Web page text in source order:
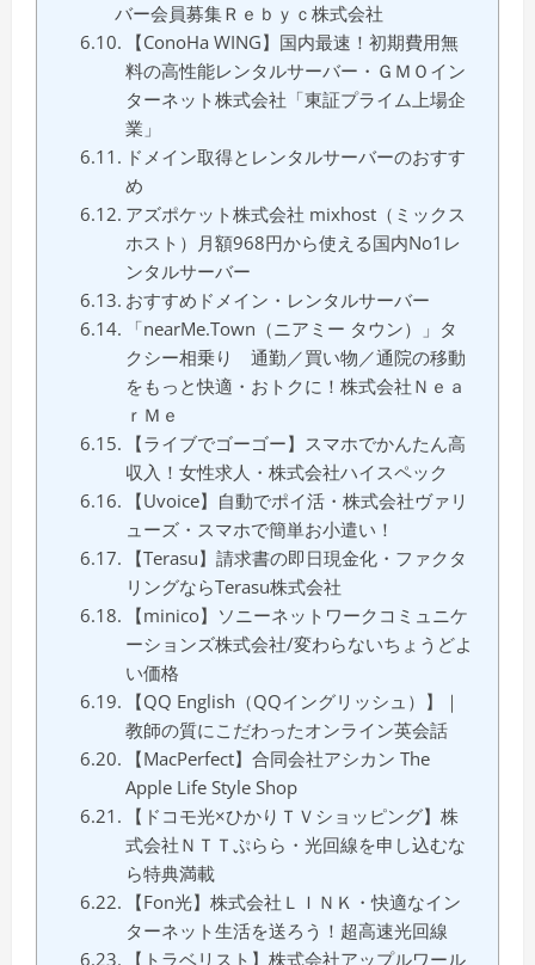
バー会員募集Ｒｅｂｙｃ株式会社
【ConoHa WING】国内最速！初期費用無
料の高性能レンタルサーバー・ＧＭＯイン
ターネット株式会社「東証プライム上場企
業」
ドメイン取得とレンタルサーバーのおすす
め
アズポケット株式会社 mixhost（ミックス
ホスト）月額968円から使える国内No1レ
ンタルサーバー
おすすめドメイン・レンタルサーバー
「nearMe.Town（ニアミー タウン）」タ
クシー相乗り 通勤／買い物／通院の移動
をもっと快適・おトクに！株式会社Ｎｅａ
ｒＭｅ
【ライブでゴーゴー】スマホでかんたん高
収入！女性求人・株式会社ハイスペック
【Uvoice】自動でポイ活・株式会社ヴァリ
ューズ・スマホで簡単お小遣い！
【Terasu】請求書の即日現金化・ファクタ
リングならTerasu株式会社
【minico】ソニーネットワークコミュニケ
ーションズ株式会社/変わらないちょうどよ
い価格
【QQ English（QQイングリッシュ）】｜
教師の質にこだわったオンライン英会話
【MacPerfect】合同会社アシカン The
Apple Life Style Shop
【ドコモ光×ひかりＴＶショッピング】株
式会社ＮＴＴぷらら・光回線を申し込むな
ら特典満載
【Fon光】株式会社ＬＩＮＫ・快適なイン
ターネット生活を送ろう！超高速光回線